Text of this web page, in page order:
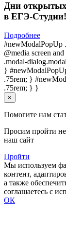
Дни
в ЕГЭ-Студии!
Подробнее
#newModalPopUp
@media screen
.modal-
}
.75rem; }
.75rem; } }
×
Помогите нам
Просим пройти
наш сайт
Пройти
Мы используем
контент,
а также
соглашаетесь с
ОК